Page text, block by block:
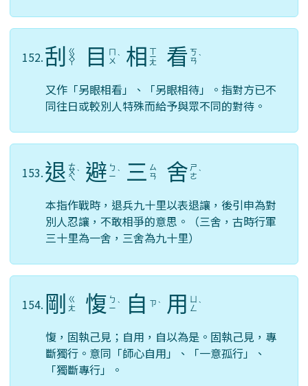
152.刮 ㄍ
ㄨ
ㄚ 目
ㄇ
ㄨ ˋ 相 ㄒ
ㄧ
ㄤ 看 ㄎ
ㄢ ˋ
又作「另眼相看」、「另眼相待」。指對方已不
同往日或較別人特殊而給予與眾不同的對待。
153.退 ㄊ
ㄨ
ㄟ
ˋ 避 ㄅ
ㄧ ˋ 三 ㄙ
ㄢ
舍 ㄕ
ㄜ ˋ
本指作戰時，退兵九十里以表退讓，後引申為對
別人忍讓，不敢相爭的意思。（三舍，古時行軍
三十里為一舍，三舍為九十里）
154. 剛
ㄍ
ㄤ
愎 ㄅ
ㄧ ˋ 自 ㄗ ˋ 用
ㄥ ˋ
愎，固執己見；自用，自以為是。固執己見，專
斷獨行。意同「師心自用」、「一意孤行」、
「獨斷專行」。